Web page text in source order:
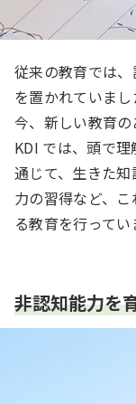
従来の教育では
を置かれていま
今、新しい教育の
KDI では、頭で
通じて、生きた
力の習得など、
る教育を行ってい
非認知能力を